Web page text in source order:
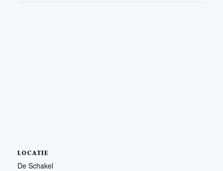
LOCATIE
De Schakel